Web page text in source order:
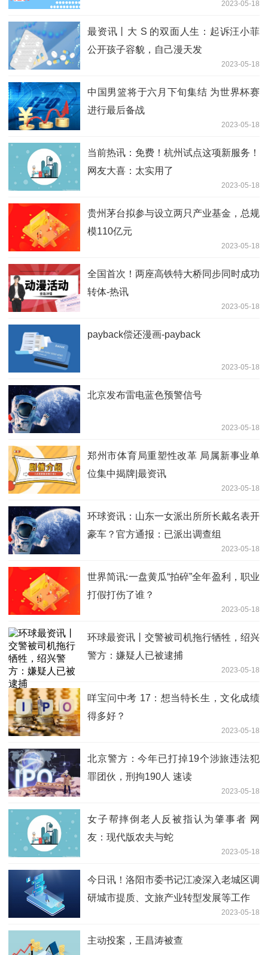
2023-05-18
最资讯丨大 S 的双面人生：起诉汪小菲
公开孩子容貌，自己漫天发
2023-05-18
中国男篮将于六月下旬集结 为世界杯赛
进行最后备战
2023-05-18
当前热讯：免费！杭州试点这项新服务！
网友大喜：太实用了
2023-05-18
贵州茅台拟参与设立两只产业基金，总规
模110亿元
2023-05-18
全国首次！两座高铁特大桥同步同时成功
转体-热讯
2023-05-18
payback偿还漫画-payback
2023-05-18
北京发布雷电蓝色预警信号
2023-05-18
郑州市体育局重塑性改革 局属新事业单
位集中揭牌|最资讯
2023-05-18
环球资讯：山东一女派出所所长戴名表开
豪车？官方通报：已派出调查组
2023-05-18
世界简讯:一盘黄瓜“拍碎”全年盈利，职业
打假打伤了谁？
2023-05-18
环球最资讯丨交警被司机拖行牺牲，绍兴
警方：嫌疑人已被逮捕
2023-05-18
咩宝问中考 17：想当特长生，文化成绩
得多好？
2023-05-18
北京警方：今年已打掉19个涉旅违法犯
罪团伙，刑拘190人 速读
2023-05-18
女子帮摔倒老人反被指认为肇事者 网
友：现代版农夫与蛇
2023-05-18
今日讯！洛阳市委书记江凌深入老城区调
研城市提质、文旅产业转型发展等工作
2023-05-18
主动投案，王昌涛被查